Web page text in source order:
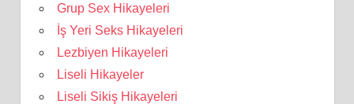
Grup Sex Hikayeleri
İş Yeri Seks Hikayeleri
Lezbiyen Hikayeleri
Liseli Hikayeler
Liseli Sikiş Hikayeleri